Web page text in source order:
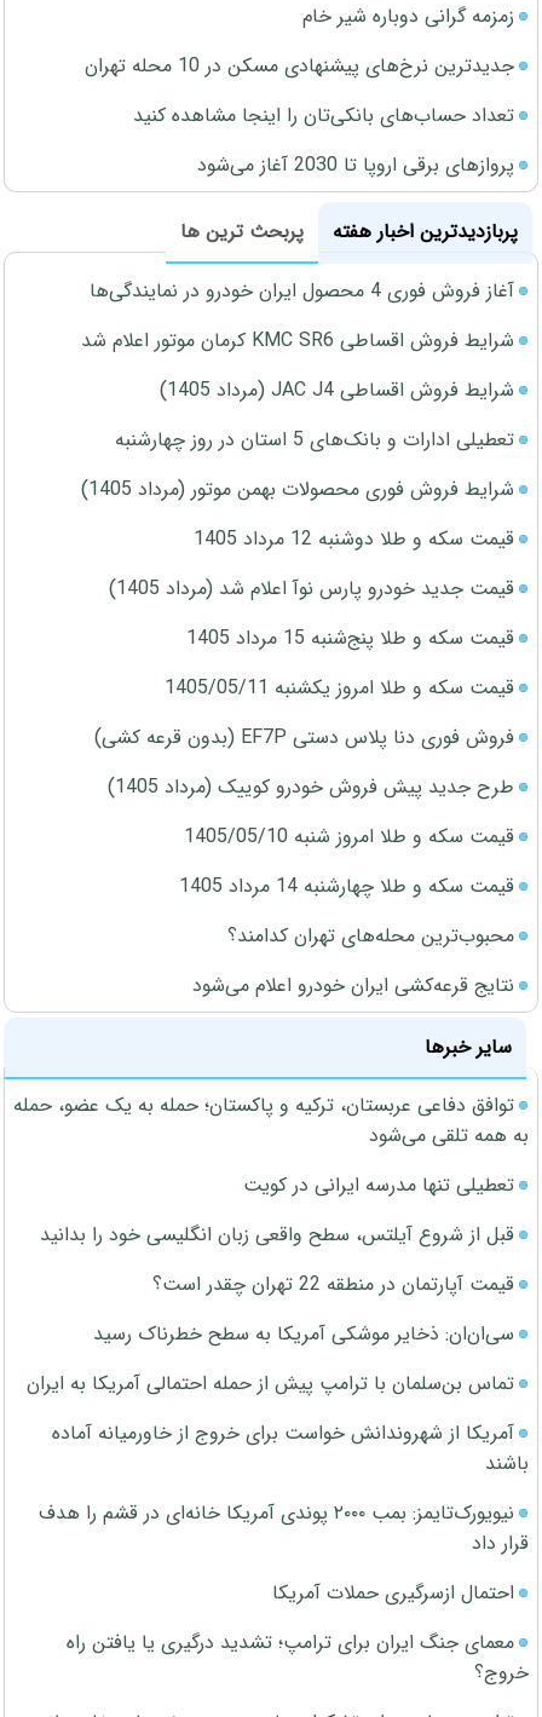
زمزمه گرانی دوباره شیر خام
جدیدترین نرخ‌های پیشنهادی مسکن در 10 محله تهران
تعداد حساب‌های بانکی‌تان را اینجا مشاهده کنید
پروازهای برقی اروپا تا 2030 آغاز می‌شود
پربازدیدترین اخبار هفته
پربحث ترین ها
آغاز فروش فوری 4 محصول ایران خودرو در نمایندگی‌ها
شرایط فروش اقساطی KMC SR6 کرمان موتور اعلام شد
شرایط فروش اقساطی JAC J4 (مرداد 1405)
تعطیلی ادارات و بانک‌های 5 استان در روز چهارشنبه
شرایط فروش فوری محصولات بهمن موتور (مرداد 1405)
قیمت سکه و طلا دوشنبه 12 مرداد 1405
قیمت جدید خودرو پارس نوآ اعلام شد (مرداد 1405)
قیمت سکه و طلا پنج‌شنبه 15 مرداد 1405
قیمت سکه و طلا امروز یکشنبه 1405/05/11
فروش فوری دنا پلاس دستی EF7P (بدون قرعه کشی)
طرح جدید پیش فروش خودرو کوییک (مرداد 1405)
قیمت سکه و طلا امروز شنبه 1405/05/10
قیمت سکه و طلا چهارشنبه 14 مرداد 1405
محبوب‌ترین محله‌های تهران کدامند؟
نتایج قرعه‌کشی ایران خودرو اعلام می‌شود
سایر خبرها
توافق دفاعی عربستان، ترکیه و پاکستان؛ حمله به یک عضو، حمله
به همه تلقی می‌شود
تعطیلی تنها مدرسه ایرانی در کویت
قبل از شروع آیلتس، سطح واقعی زبان انگلیسی خود را بدانید
قیمت آپارتمان در منطقه 22 تهران چقدر است؟
سی‌ان‌ان: ذخایر موشکی آمریکا به سطح خطرناک رسید
تماس بن‌سلمان با ترامپ پیش از حمله احتمالی آمریکا به ایران
آمریکا از شهروندانش خواست برای خروج از خاورمیانه آماده
باشند
نیویورک‌تایمز: بمب ۲۰۰۰ پوندی آمریکا خانه‌ای در قشم را هدف
قرار داد
احتمال ازسرگیری حملات آمریکا
معمای جنگ ایران برای ترامپ؛ تشدید درگیری یا یافتن راه
خروج؟